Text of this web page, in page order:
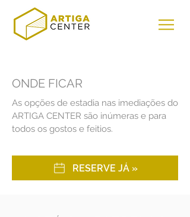
ONDE FICAR
As opções de estadia nas imediações do
ARTIGA CENTER são inúmeras e para
todos os gostos e feitios.
RESERVE JÁ »